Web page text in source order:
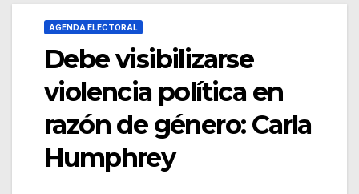
AGENDA ELECTORAL
Debe visibilizarse
violencia política en
razón de género: Carla
Humphrey